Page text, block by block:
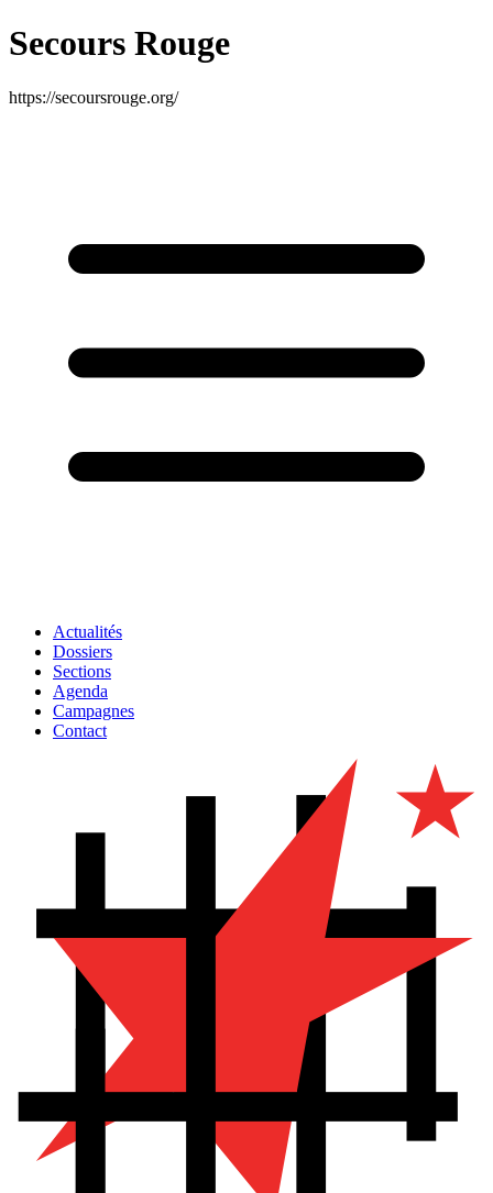
Secours Rouge
https://secoursrouge.org/
Actualités
Dossiers
Sections
Agenda
Campagnes
Contact